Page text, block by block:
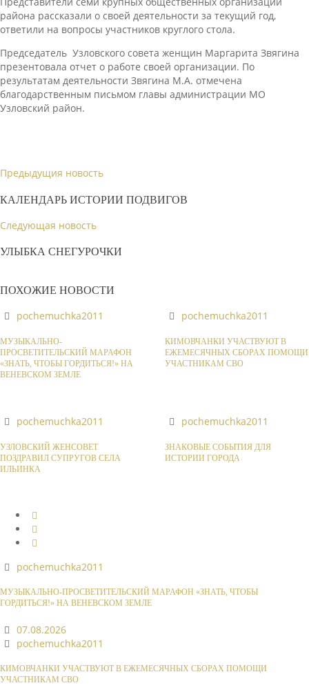
района рассказали о своей деятельности за текущий год,
ответили на вопросы участников круглого стола.
Председатель Узловского совета женщин Маргарита Звягина
презентовала отчет о работе своей организации. По
результатам деятельности Звягина М.А. отмечена
благодарственным письмом главы администрации МО
Узловский район.
Предыдущия новость
КАЛЕНДАРЬ ИСТОРИИ ПОДВИГОВ
Следующая новость
УЛЫБКА СНЕГУРОЧКИ
ПОХОЖИЕ НОВОСТИ
pochemuchka2011
МУЗЫКАЛЬНО-
ПРОСВЕТИТЕЛЬСКИЙ МАРАФОН
«ЗНАТЬ, ЧТОБЫ ГОРДИТЬСЯ!» НА
ВЕНЕВСКОМ ЗЕМЛЕ
pochemuchka2011
КИМОВЧАНКИ УЧАСТВУЮТ В
ЕЖЕМЕСЯЧНЫХ СБОРАХ ПОМОЩИ
УЧАСТНИКАМ СВО
pochemuchka2011
УЗЛОВСКИЙ ЖЕНСОВЕТ
ПОЗДРАВИЛ СУПРУГОВ СЕЛА
ИЛЬИНКА
pochemuchka2011
ЗНАКОВЫЕ СОБЫТИЯ ДЛЯ
ИСТОРИИ ГОРОДА
pochemuchka2011
МУЗЫКАЛЬНО-ПРОСВЕТИТЕЛЬСКИЙ МАРАФОН «ЗНАТЬ, ЧТОБЫ
ГОРДИТЬСЯ!» НА ВЕНЕВСКОМ ЗЕМЛЕ
07.08.2026
pochemuchka2011
КИМОВЧАНКИ УЧАСТВУЮТ В ЕЖЕМЕСЯЧНЫХ СБОРАХ ПОМОЩИ
УЧАСТНИКАМ СВО